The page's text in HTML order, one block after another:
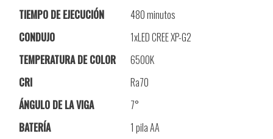
TIEMPO DE EJECUCIÓN
480 minutos
CONDUJO
1xLED CREE XP-G2
TEMPERATURA DE COLOR
6500K
CRI
Ra70
ÁNGULO DE LA VIGA
7°
BATERÍA
1 pila AA